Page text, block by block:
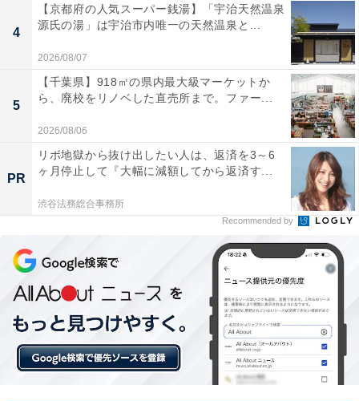
4
【京都府の人気スーパー銭湯】「宇治天然温泉
源氏の湯」は宇治市内唯一の天然温泉と...
2026/08/07
5
【千葉県】918㎡の県内最大級マーケットか
ら、廃校をリノベした直売所まで。ファー...
2026/08/06
PR
リボ地獄から抜け出したい人は、返済を3～6
ヶ月停止して『大幅に減額してから返済す...
渋谷法務総合事務所
Recommended by